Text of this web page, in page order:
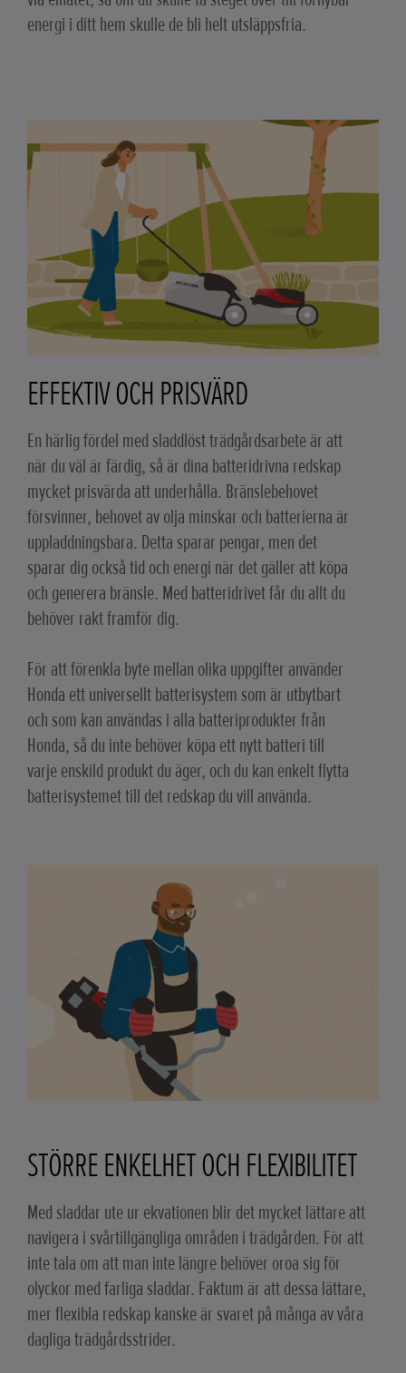
energi i ditt hem skulle de bli helt utsläppsfria.
EFFEKTIV OCH PRISVÄRD
En härlig fördel med sladdlöst trädgårdsarbete är att
när du väl är färdig, så är dina batteridrivna redskap
mycket prisvärda att underhålla. Bränslebehovet
försvinner, behovet av olja minskar och batterierna är
uppladdningsbara. Detta sparar pengar, men det
sparar dig också tid och energi när det gäller att köpa
och generera bränsle. Med batteridrivet får du allt du
behöver rakt framför dig.
För att förenkla byte mellan olika uppgifter använder
Honda ett universellt batterisystem som är utbytbart
och som kan användas i alla batteriprodukter från
Honda, så du inte behöver köpa ett nytt batteri till
varje enskild produkt du äger, och du kan enkelt flytta
batterisystemet till det redskap du vill använda.
STÖRRE ENKELHET OCH FLEXIBILITET
Med sladdar ute ur ekvationen blir det mycket lättare att
navigera i svårtillgängliga områden i trädgården. För att
inte tala om att man inte längre behöver oroa sig för
olyckor med farliga sladdar. Faktum är att dessa lättare,
mer flexibla redskap kanske är svaret på många av våra
dagliga trädgårdsstrider.